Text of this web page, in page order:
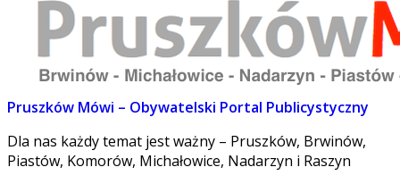
Pruszków Mówi – Obywatelski Portal Publicystyczny
Dla nas każdy temat jest ważny – Pruszków, Brwinów,
Piastów, Komorów, Michałowice, Nadarzyn i Raszyn